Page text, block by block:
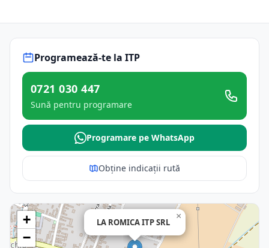
Programează-te la ITP
0721 030 447
Sună pentru programare
Programare pe WhatsApp
Obține indicații rută
LA ROMICA ITP SRL
×
+
−